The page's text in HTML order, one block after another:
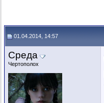
01.04.2014, 14:57
Среда
Чертополох